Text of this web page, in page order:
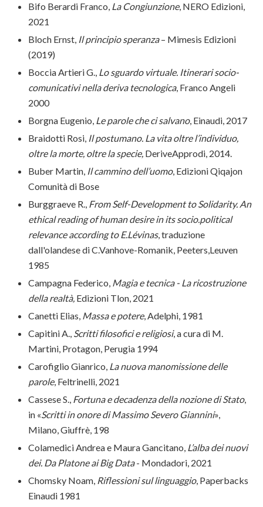
Bifo Berardi Franco, La Congiunzione, NERO Edizioni,
2021
Bloch Ernst, Il principio speranza– Mimesis Edizioni
(2019)
Boccia Artieri G., Lo sguardo virtuale. Itinerari socio-
comunicativi nella deriva tecnologica, Franco Angeli
2000
Borgna Eugenio, Le parole che ci salvano, Einaudi, 2017
Braidotti Rosi, Il postumano. La vita oltre l’individuo,
oltre la morte, oltre la specie, DeriveApprodi, 2014.
Buber Martin, Il cammino dell’uomo, Edizioni Qiqajon
Comunità di Bose
Burggraeve R., From Self-Development to Solidarity. An
ethical reading of human desire in its socio.political
relevance according to E.Lévinas, traduzione
dall'olandese di C.Vanhove-Romanik, Peeters,Leuven
1985
Campagna Federico, Magia e tecnica - La ricostruzione
della realtà, Edizioni Tlon, 2021
Canetti Elias, Massa e potere, Adelphi, 1981
Capitini A., Scritti filosofici e religiosi, a cura di M.
Martini, Protagon, Perugia 1994
Carofiglio Gianrico, La nuova manomissione delle
parole, Feltrinelli, 2021
Cassese S., Fortuna e decadenza della nozione di Stato,
in «Scritti in onore di Massimo Severo Giannini»,
Milano, Giuffrè, 198
Colamedici Andrea e Maura Gancitano, L’alba dei nuovi
dei. Da Platone ai Big Data- Mondadori, 2021
Chomsky Noam, Riflessioni sul linguaggio, Paperbacks
Einaudi 1981